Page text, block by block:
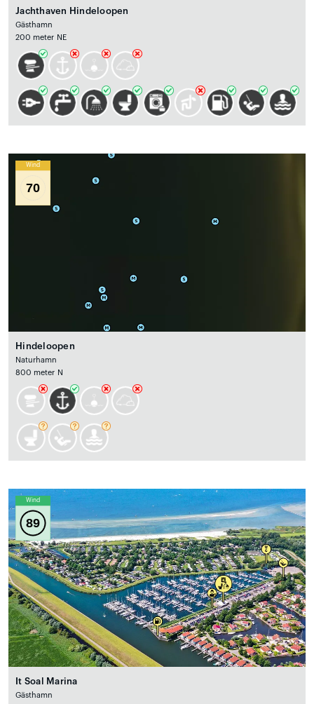
Jachthaven Hindeloopen
Gästhamn
200 meter NE
Wind
70
Hindeloopen
Naturhamn
800 meter N
Wind
89
It Soal Marina
Gästhamn